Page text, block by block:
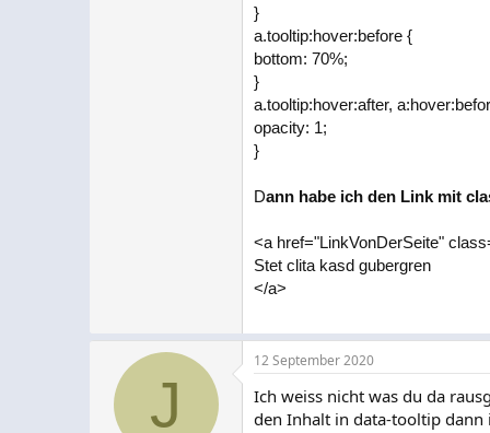
}
a.tooltip:hover:before {
bottom: 70%;
}
a.tooltip:hover:after,
opacity: 1;
}
Dann habe ich den Link mit
<a href="LinkVonDerSeite"
Stet clita kasd gubergren
</a>
J
12 September 2020
Ich weiss nicht was du da
den Inhalt in data-tooltip dann